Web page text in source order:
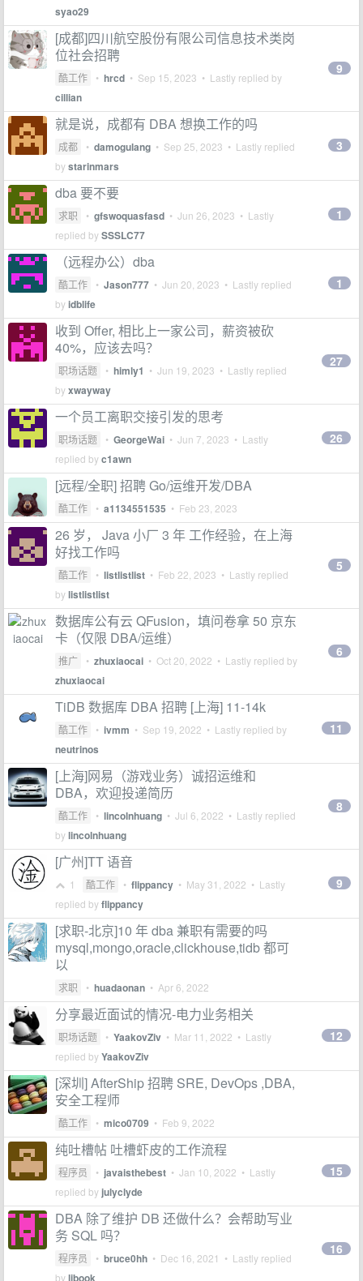
syao29
[成都]四川航空股份有限公司信息技术类岗
位社会招聘
酷工作 • hrcd • Sep 15, 2023 • Lastly replied by
cillian
9
就是说，成都有 DBA 想换工作的吗
成都 • damogulang • Sep 25, 2023 • Lastly replied
bystarinmars
3
dba 要不要
求职 • gfswoquasfasd • Jun 26, 2023 • Lastly
replied bySSSLC77
1
（远程办公）dba
酷工作 • Jason777 • Jun 20, 2023 • Lastly replied
byidblife
1
收到 Offer, 相比上一家公司，薪资被砍
40%，应该去吗？
职场话题 • himly1 • Jun 19, 2023 • Lastly replied
byxwayway
27
一个员工离职交接引发的思考
职场话题 • GeorgeWai • Jun 7, 2023 • Lastly
replied byc1awn
26
[远程/全职] 招聘 Go/运维开发/DBA
酷工作 • a1134551535 • Feb 23, 2023
26 岁， Java 小厂 3 年 工作经验，在上海
好找工作吗
酷工作 • listlistlist • Feb 22, 2023 • Lastly replied
bylistlistlist
5
数据库公有云 QFusion，填问卷拿 50 京东
卡（仅限 DBA/运维）
推广 • zhuxiaocai • Oct 20, 2022 • Lastly replied by
zhuxiaocai
6
TiDB 数据库 DBA 招聘 [上海] 11-14k
酷工作 • ivmm • Sep 19, 2022 • Lastly replied by
neutrinos
11
[上海]网易（游戏业务）诚招运维和
DBA，欢迎投递简历
酷工作 • lincolnhuang • Jul 6, 2022 • Lastly replied
bylincolnhuang
8
[广州]TT 语音
1 酷工作 • flippancy • May 31, 2022 • Lastly
replied byflippancy
9
[求职-北京]10 年 dba 兼职有需要的吗
mysql,mongo,oracle,clickhouse,tidb 都可
以
求职 • huadaonan • Apr 6, 2022
分享最近面试的情况-电力业务相关
职场话题 • YaakovZiv • Mar 11, 2022 • Lastly
replied byYaakovZiv
12
[深圳] AfterShip 招聘 SRE, DevOps ,DBA,
安全工程师
酷工作 • mico0709 • Feb 9, 2022
纯吐槽帖 吐槽虾皮的工作流程
程序员 • javaisthebest • Jan 10, 2022 • Lastly
replied by julyclyde
15
DBA 除了维护 DB 还做什么？会帮助写业
务 SQL 吗？
程序员 • bruce0hh • Dec 16, 2021 • Lastly replied
bylibook
16